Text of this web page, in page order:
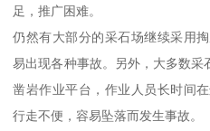
足，推广困难。
仍然有大部分的采石场继续采用
易出现各种事故。另外，大多数
凿岩作业平台，作业人员长时间
行走不便，容易坠落而发生事故。